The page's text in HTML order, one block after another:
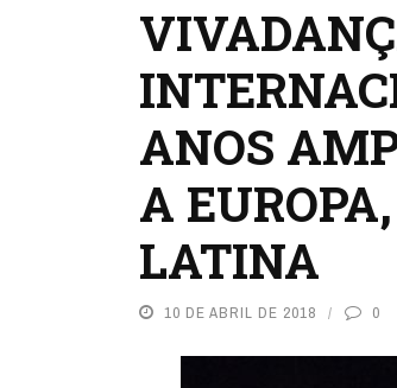
ANOS
A
LATINA
10 DE ABRIL DE 2018 0